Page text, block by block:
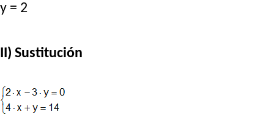
y = 2
II) Sustitución